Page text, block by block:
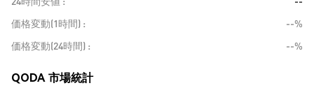
価格変動(1時間)
--%
価格変動(24時間)
--%
QODA 市場統計